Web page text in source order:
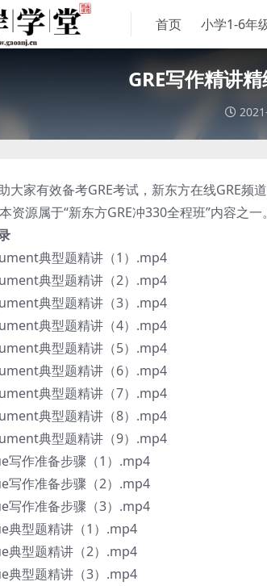
首页 小学1-6年
GRE写作精讲
家有效备考GRE考试，新东方在线GRE频
资源属于“新东方GRE冲330全程班”内容之一。
典型题精讲（1）.mp4
典型题精讲（2）.mp4
典型题精讲（3）.mp4
典型题精讲（4）.mp4
典型题精讲（5）.mp4
典型题精讲（6）.mp4
典型题精讲（7）.mp4
典型题精讲（8）.mp4
典型题精讲（9）.mp4
作准备步骤（1）.mp4
作准备步骤（2）.mp4
作准备步骤（3）.mp4
型题精讲（1）.mp4
型题精讲（2）.mp4
型题精讲（3）.mp4